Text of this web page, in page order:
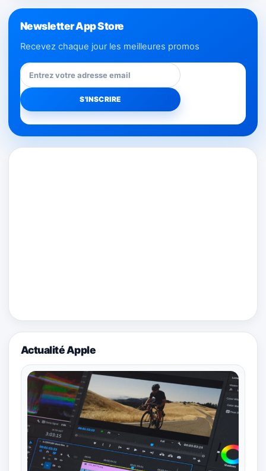
Newsletter App Store
Recevez chaque jour les meilleures promos
Actualité Apple